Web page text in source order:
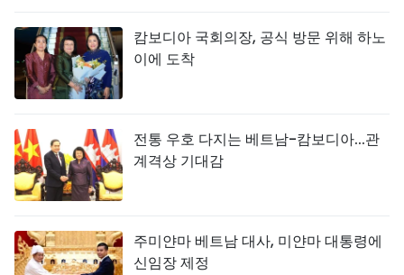
캄보디아 국회의장, 공식 방문 위해 하노
이에 도착
전통 우호 다지는 베트남-캄보디아...관
계격상 기대감
주미얀마 베트남 대사, 미얀마 대통령에
신임장 제정